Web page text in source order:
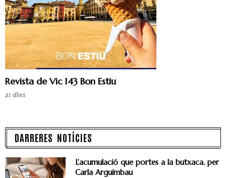
Revista de Vic 143 Bon Estiu
21 dies
DARRERES NOTÍCIES
L’acumulació que portes a la butxaca. per
Carla Arguimbau